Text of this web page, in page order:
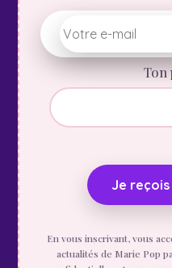
Ton
En vous inscrivant, vous
actualités de Marie Pop